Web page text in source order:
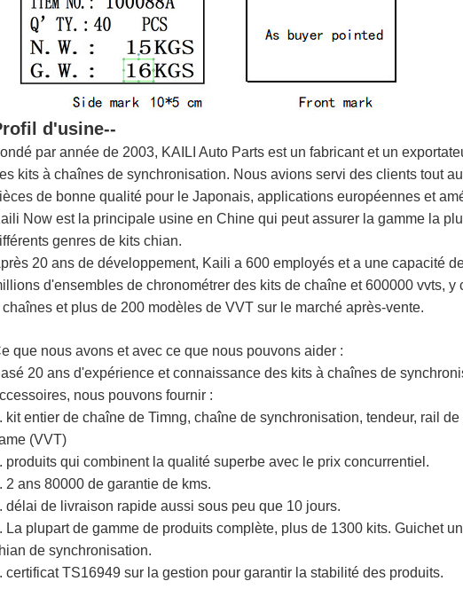
d'usine--
par année de 2003, KAILI Auto Parts est un fabricant et un
kits à chaînes de synchronisation. Nous avions servi des clients tout
de bonne qualité pour le Japonais, applications européennes et
Now est la principale usine en Chine qui peut assurer la gamme la
genres de kits chian.
20 ans de développement, Kaili a 600 employés et a une capacité
d'ensembles de chronométrer des kits de chaîne et 600000 vvts, y
chaînes et plus de 200 modèles de VVT sur le marché après-vente.
que nous avons et avec ce que nous pouvons aider :
20 ans d'expérience et connaissance des kits à chaînes de
nous pouvons fournir :
kit entier de chaîne de Timng, chaîne de synchronisation, tendeur, rail
(VVT)
produits qui combinent la qualité superbe avec le prix concurrentiel.
2 ans 80000 de garantie de kms.
délai de livraison rapide aussi sous peu que 10 jours.
La plupart de gamme de produits complète, plus de 1300 kits. Guichet
de synchronisation.
certificat TS16949 sur la gestion pour garantir la stabilité des produits.